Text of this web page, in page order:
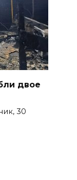
двое
30